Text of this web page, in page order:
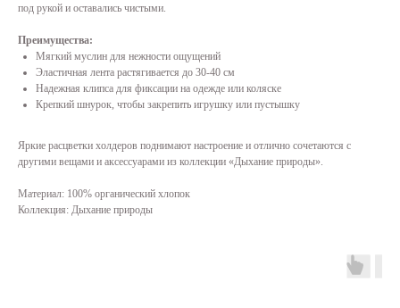
под рукой и оставались чистыми.
Преимущества:
Мягкий муслин для нежности ощущений
Эластичная лента растягивается до 30-40 см
Надежная клипса для фиксации на одежде или коляске
Крепкий шнурок, чтобы закрепить игрушку или пустышку
Яркие расцветки холдеров поднимают настроение и отлично сочетаются с
другими вещами и аксессуарами из коллекции «Дыхание природы».
Материал: 100% органический хлопок
Коллекция: Дыхание природы